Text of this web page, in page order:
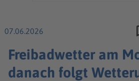
07.06.2026
Freibadwetter am
danach folgt